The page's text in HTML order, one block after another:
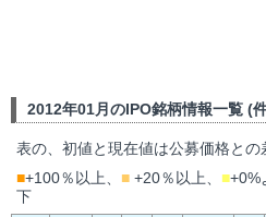
2012年01月のIPO銘柄情報一覧 (
表の、初値と現在値は公募価格との
■+100％以上、 ■ +20％以上、 ■+0%
下